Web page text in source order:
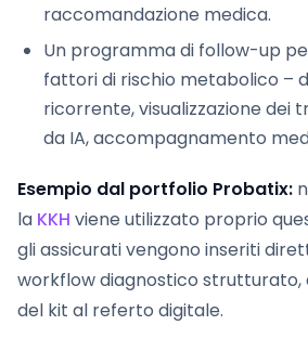
raccomandazione medica.
Un programma di follow-up
fattori di rischio metabolico –
ricorrente, visualizzazione dei
da IA, accompagnamento
Esempio dal portfolio Probatix:
la KKH viene utilizzato proprio
gli assicurati vengono inseriti
workflow diagnostico strutturato,
del kit al referto digitale.